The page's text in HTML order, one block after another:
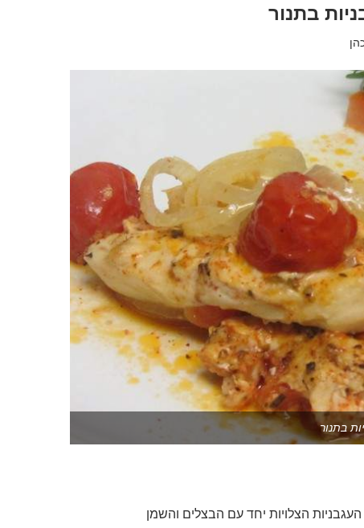
בתנור
בתנור
הצלויות יחד עם הבצלים והשמן